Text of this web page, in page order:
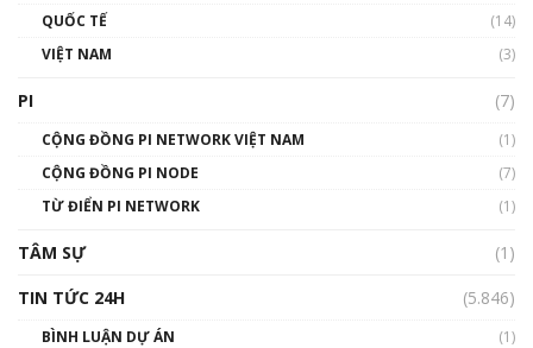
Talkshow 14: MemeCoin – Trò đùa tỷ đô
01:29:26
QUỐC TẾ
(14)
VIỆT NAM
(3)
PI (7)
CỘNG ĐỒNG PI NETWORK VIỆT NAM
(1)
CỘNG ĐỒNG PI NODE
(7)
TỪ ĐIỂN PI NETWORK
(1)
TÂM SỰ
(1)
TIN TỨC 24H
(5.846)
BÌNH LUẬN DỰ ÁN
(1)